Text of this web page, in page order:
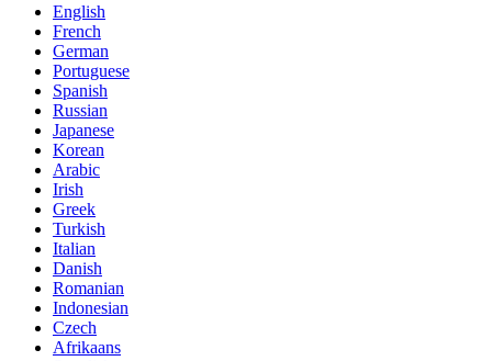
English
French
German
Portuguese
Spanish
Russian
Japanese
Korean
Arabic
Irish
Greek
Turkish
Italian
Danish
Romanian
Indonesian
Czech
Afrikaans